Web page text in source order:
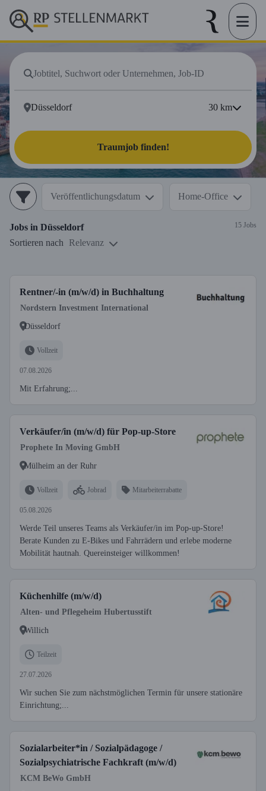
30 km
Traumjob finden!
Veröffentlichungsdatum Home-Office
Jobs in Düsseldorf 15 Jobs
Sortieren nach Relevanz
Rentner/-in (m/w/d) in Buchhaltung
Nordstern Investment International
Düsseldorf
Vollzeit
07.08.2026
Mit Erfahrung;...
Verkäufer/in (m/w/d) für Pop-up-Store
Prophete In Moving GmbH
Mülheim an der Ruhr
Vollzeit Jobrad Mitarbeiterrabatte
05.08.2026
Werde Teil unseres Teams als Verkäufer/in im Pop-up-Store!
Berate Kunden zu E-Bikes und Fahrrädern und erlebe moderne
Mobilität hautnah. Quereinsteiger willkommen!
Küchenhilfe (m/w/d)
Alten- und Pflegeheim Hubertusstift
Willich
Teilzeit
27.07.2026
Wir suchen Sie zum nächstmöglichen Termin für unsere stationäre
Einrichtung;...
Sozialarbeiter*in / Sozialpädagoge /
Sozialpsychiatrische Fachkraft (m/w/d)
KCM BeWo GmbH